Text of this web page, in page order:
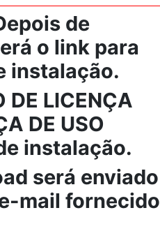
de
o link para
instalação.
LICENÇA
DE USO
instalação.
será enviado
mail fornecido